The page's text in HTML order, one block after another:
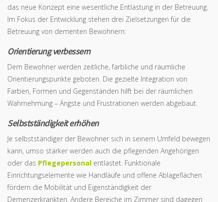
das neue Konzept eine wesentliche Entlastung in der Betreuung.
Im Fokus der Entwicklung stehen drei Zielsetzungen für die
Betreuung von dementen Bewohnern:
Orientierung verbessern
Dem Bewohner werden zeitliche, farbliche und räumliche
Orientierungspunkte geboten. Die gezielte Integration von
Farben, Formen und Gegenständen hilft bei der räumlichen
Wahrnehmung – Ängste und Frustrationen werden abgebaut.
Selbstständigkeit erhöhen
Je selbstständiger der Bewohner sich in seinem Umfeld bewegen
kann, umso stärker werden auch die pflegenden Angehörigen
oder das Pflegepersonal entlastet. Funktionale
Einrichtungselemente wie Hand­läufe und offene Ablageflächen
fördern die Mobilität und Eigenständigkeit der
Demenzerkrankten. Andere Bereiche im Zimmer sind dagegen